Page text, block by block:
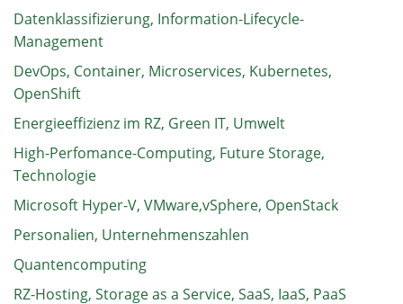
Datenklassifizierung, Information-Lifecycle-
Management
DevOps, Container, Microservices, Kubernetes,
OpenShift
Energieeffizienz im RZ, Green IT, Umwelt
High-Perfomance-Computing, Future Storage,
Technologie
Microsoft Hyper-V, VMware,vSphere, OpenStack
Personalien, Unternehmenszahlen
Quantencomputing
RZ-Hosting, Storage as a Service, SaaS, IaaS, PaaS